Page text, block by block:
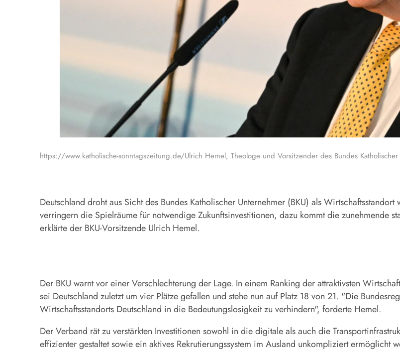
https://www.katholische-sonntagszeitung.de/Ulrich Hemel, Theologe und Vorsitzender des Bundes
Deutschland droht aus Sicht des Bundes Katholischer Unternehmer (BKU) als
verringern die Spielräume für notwendige Zukunftsinvestitionen, dazu kommt die zunehmende
erklärte der BKU-Vorsitzende Ulrich Hemel.
Der BKU warnt vor einer Verschlechterung der Lage. In einem Ranking der attraktivsten
sei Deutschland zuletzt um vier Plätze gefallen und stehe nun auf Platz 18 von 21. "Die
Wirtschaftsstandorts Deutschland in die Bedeutungslosigkeit zu verhindern", forderte Hemel.
Der Verband rät zu verstärkten Investitionen sowohl in die digitale als auch die
effizienter gestaltet sowie ein aktives Rekrutierungssystem im Ausland unkompliziert ermöglicht